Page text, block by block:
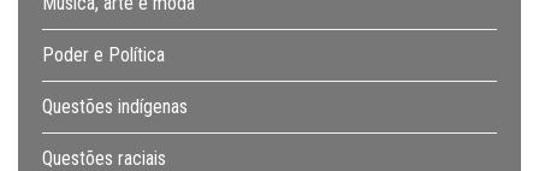
Poder e Política
Questões indígenas
Questões raciais